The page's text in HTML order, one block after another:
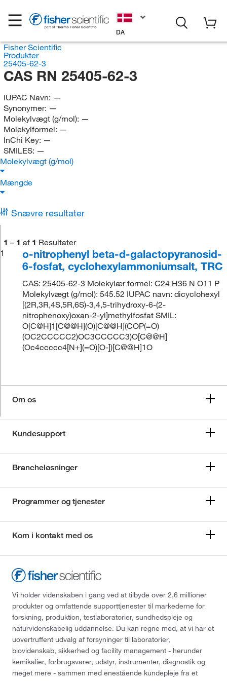
DA
Fisher Scientific
Produkter
25405-62-3
CAS RN 25405-62-3
IUPAC Navn: —
Synonymer: —
Molekylvægt (g/mol): —
Molekylformel: —
InChi Key: —
SMILES: —
Molekylvægt (g/mol)
Mængde
Snævre resultater
1 – 1 af 1 Resultater
1
o-nitrophenyl beta-d-galactopyranosid-
6-fosfat, cyclohexylammoniumsalt, TRC
CAS: 25405-62-3 Molekylær formel: C24 H36 N O11 P
Molekylvægt (g/mol): 545.52 IUPAC navn: dicyclohexyl
[(2R,3R,4S,5R,6S)-3,4,5-trihydroxy-6-(2-
nitrophenoxy)oxan-2-yl]methylfosfat SMIL:
O[C@H]1[C@@H](O)[C@@H](COP(=O)
(OC2CCCCC2)OC3CCCCC3)O[C@@H]
(Oc4ccccc4[N+](=O)[O-])[C@@H]1O
Om os
Kundesupport
Brancheløsninger
Programmer og tjenester
Kom i kontakt med os
Vi holder videnskaben i gang ved at tilbyde over 2,6 millioner
produkter og omfattende supporttjenester til markederne for
forskning, produktion, testlaboratorier, sundhedspleje og
naturvidenskabelig uddannelse. Du kan regne med, at vi har et
uovertruffent udvalg af forsyninger til laboratorier,
biovidenskab, sikkerhed og facility management - herunder
kemikalier, forbrugsvarer, udstyr, instrumenter, diagnostik og
meget mere - sammen med enestående kundepleje fra et